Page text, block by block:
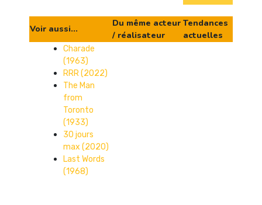
Voir aussi...
Du même acteur
/ réalisateur
Tendances
actuelles
Charade
(1963)
RRR (2022)
The Man
from
Toronto
(1933)
30 jours
max (2020)
Last Words
(1968)